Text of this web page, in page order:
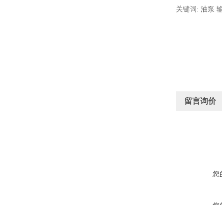
关键词: 油泵
留言询价
您